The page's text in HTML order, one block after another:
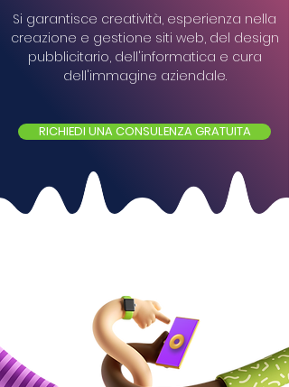
Si garantisce creatività, esperienza nella
creazione e gestione siti web, del design
pubblicitario, dell'informatica e cura
dell'immagine aziendale.
RICHIEDI UNA CONSULENZA GRATUITA